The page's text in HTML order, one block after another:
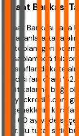
Ziraat Bankası
Ziraat Bankası
uğraşanlara tarla
ve toplam geri
Hesaplamada faiz
masraflar dikkate
kredisi faiz oranı
politikalarına bağlı
ihtiyackredisi.com
seçeneklerini
için 60 ay vade
olur. Bu tutar sizin